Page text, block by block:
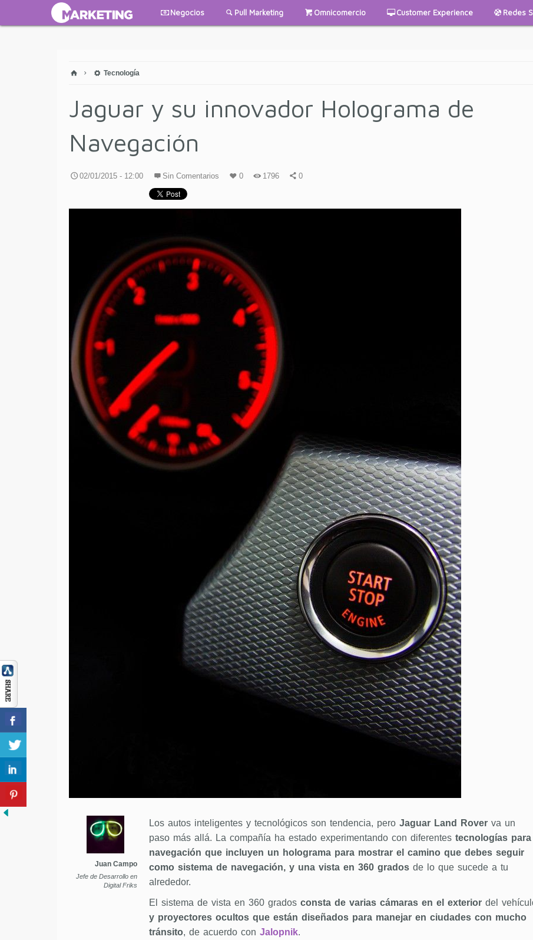
Negocios Pull Marketing Omnicomercio Customer Experience Redes
Tecnología
Jaguar y su innovador Holograma de
Navegación
02/01/2015 - 12:00 Sin Comentarios 0 1796 0
Juan Campo
Jefe de Desarrollo en
Digital Friks
Los autos inteligentes y tecnológicos son tendencia, pero Jaguar Land Roverva un
paso más allá. La compañía ha estado experimentando con diferentestecnologías para
navegación que incluyen un holograma para mostrar el camino que debes seguir
como sistema de navegación, y una vista en 360 gradosde lo que sucede a tu
alrededor.
El sistema de vista en 360 grados consta de varias cámaras en el exteriordel
y proyectores ocultos que están diseñados para manejar en ciudades con mucho
tránsito, de acuerdo con Jalopnik.